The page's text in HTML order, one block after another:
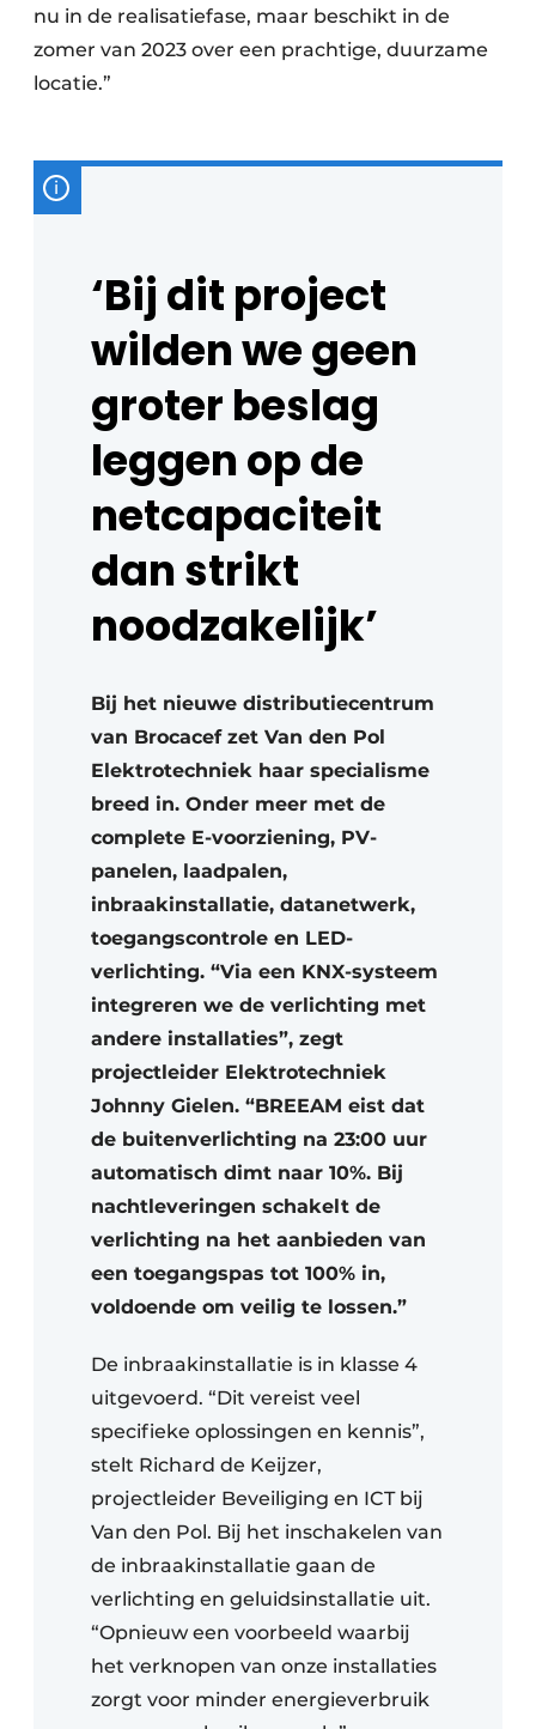
nu in de realisatiefase, maar beschikt in de
zomer van 2023 over een prachtige, duurzame
locatie.”
‘Bij dit project
wilden we geen
groter beslag
leggen op de
netcapaciteit
dan strikt
noodzakelijk’
Bij het nieuwe distributiecentrum
van Brocacef zet Van den Pol
Elektrotechniek haar specialisme
breed in. Onder meer met de
complete E-voorziening, PV-
panelen, laadpalen,
inbraakinstallatie, datanetwerk,
toegangscontrole en LED-
verlichting. “Via een KNX-systeem
integreren we de verlichting met
andere installaties”, zegt
projectleider Elektrotechniek
Johnny Gielen. “BREEAM eist dat
de buitenverlichting na 23:00 uur
automatisch dimt naar 10%. Bij
nachtleveringen schakelt de
verlichting na het aanbieden van
een toegangspas tot 100% in,
voldoende om veilig te lossen.”
De inbraakinstallatie is in klasse 4
uitgevoerd. “Dit vereist veel
specifieke oplossingen en kennis”,
stelt Richard de Keijzer,
projectleider Beveiliging en ICT bij
Van den Pol. Bij het inschakelen van
de inbraakinstallatie gaan de
verlichting en geluidsinstallatie uit.
“Opnieuw een voorbeeld waarbij
het verknopen van onze installaties
zorgt voor minder energieverbruik